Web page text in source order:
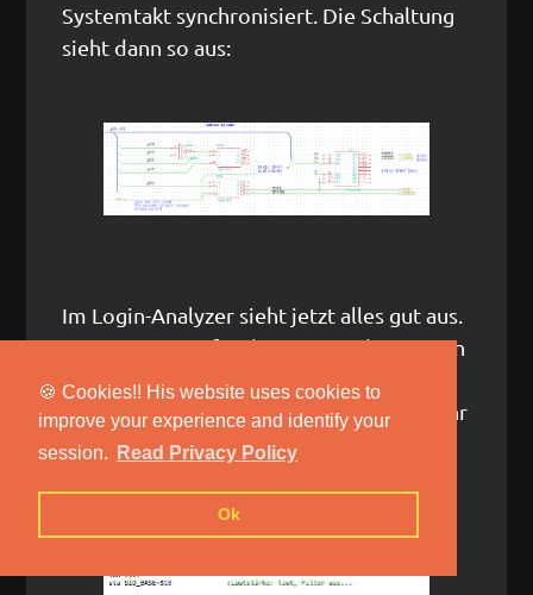
🍪 Cookies!! His website uses cookies to
improve your experience and identify your
session.
Read Privacy Policy
Ok
Systemtakt synchronisiert. Die Schaltung
sieht dann so aus:
Im Login-Analyzer sieht jetzt alles gut aus.
Testprogramm für den SID wieder starten
und TADAAAAAA!!!! Ein Ton ertönt aus
dem angeschlossen Lautsprecher! Ein sehr
sehr einfaches Programmchen: